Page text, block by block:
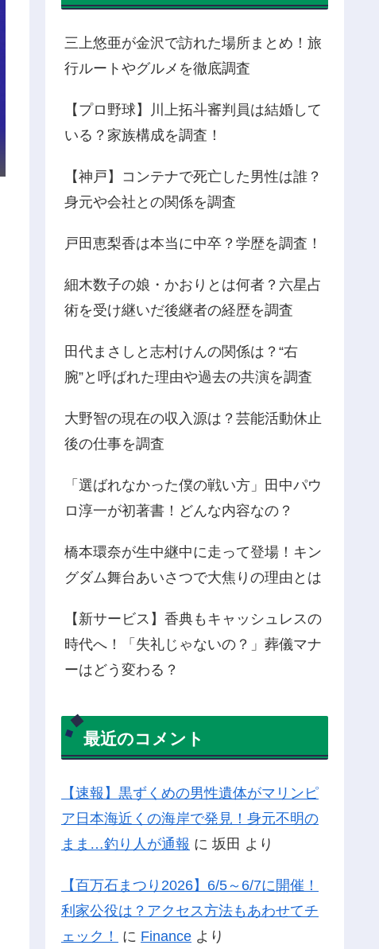
三上悠亜が金沢で訪れた場所まとめ！旅
行ルートやグルメを徹底調査
【プロ野球】川上拓斗審判員は結婚して
いる？家族構成を調査！
【神戸】コンテナで死亡した男性は誰？
身元や会社との関係を調査
戸田恵梨香は本当に中卒？学歴を調査！
細木数子の娘・かおりとは何者？六星占
術を受け継いだ後継者の経歴を調査
田代まさしと志村けんの関係は？“右
腕”と呼ばれた理由や過去の共演を調査
大野智の現在の収入源は？芸能活動休止
後の仕事を調査
「選ばれなかった僕の戦い方」田中パウ
ロ淳一が初著書！どんな内容なの？
橋本環奈が生中継中に走って登場！キン
グダム舞台あいさつで大焦りの理由とは
【新サービス】香典もキャッシュレスの
時代へ！「失礼じゃないの？」葬儀マナ
ーはどう変わる？
最近のコメント
【速報】黒ずくめの男性遺体がマリンピ
ア日本海近くの海岸で発見！身元不明の
まま…釣り人が通報 に 坂田 より
【百万石まつり2026】6/5～6/7に開催！
利家公役は？アクセス方法もあわせてチ
ェック！
に Finance より